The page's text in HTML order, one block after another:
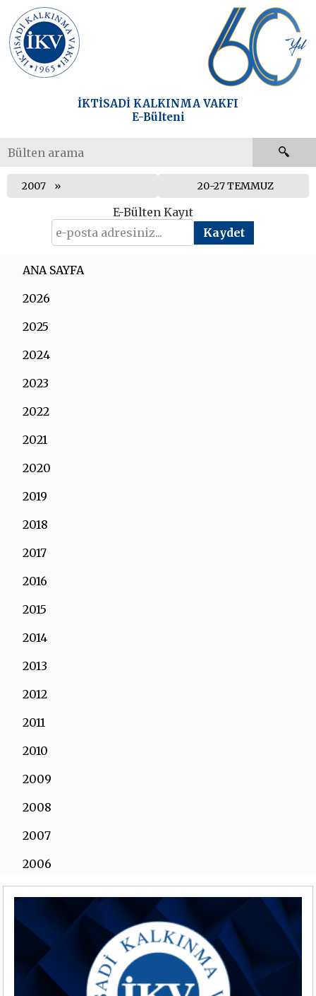
İKTİSADİ KALKINMA VAKFI
E-Bülteni
2007 20-27 TEMMUZ
E-Bülten Kayıt
ANA SAYFA
2026
2025
2024
2023
2022
2021
2020
2019
2018
2017
2016
2015
2014
2013
2012
2011
2010
2009
2008
2007
2006